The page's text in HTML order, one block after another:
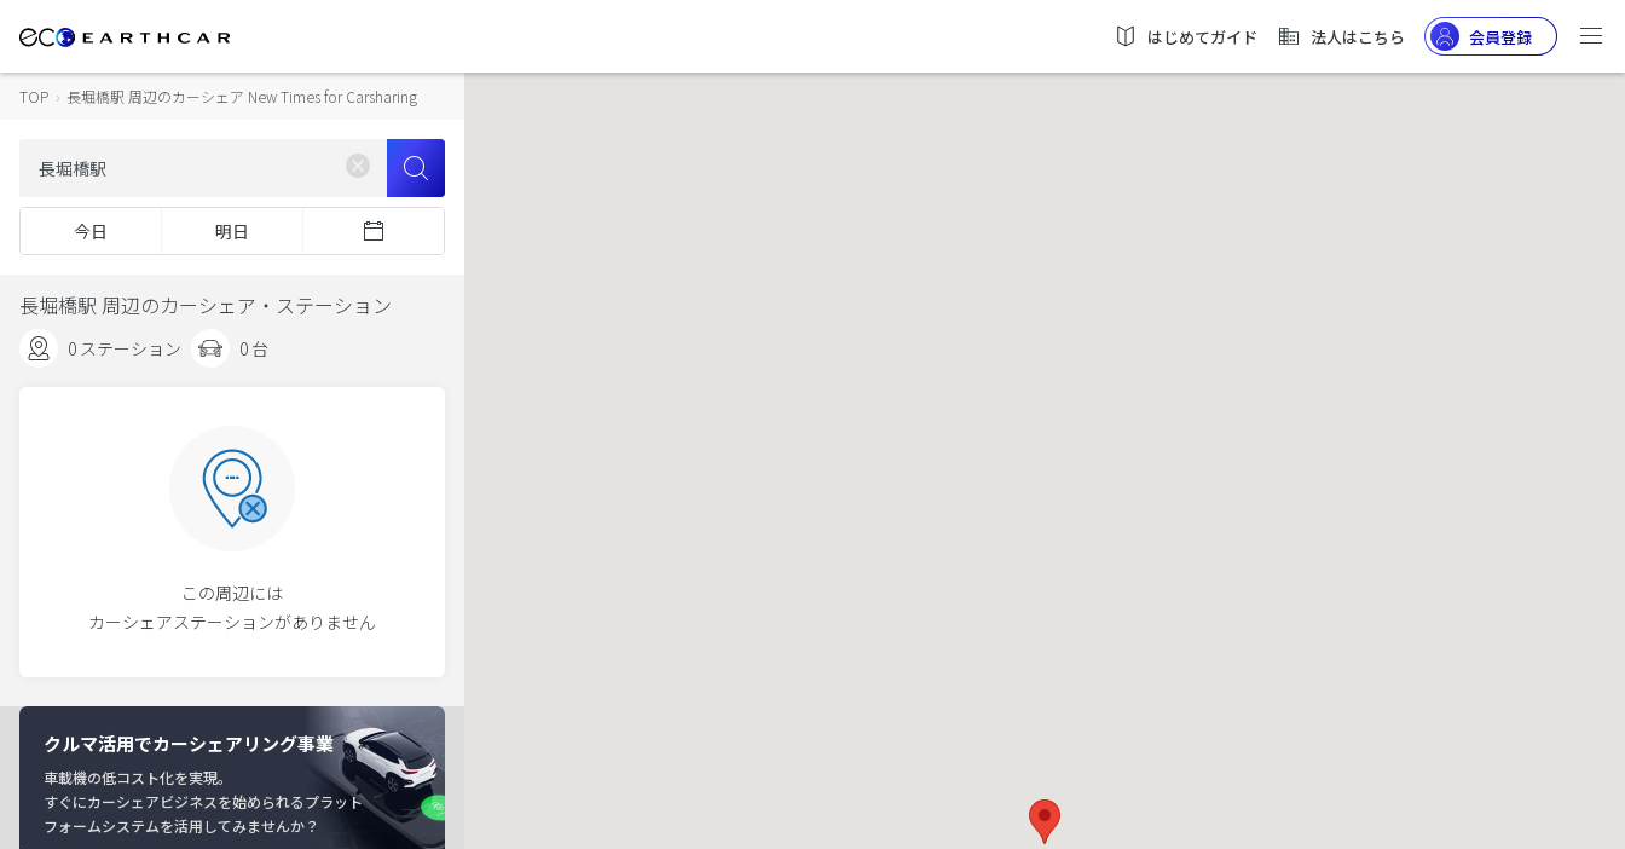
はじめてガイド 法人はこちら 会員登録
TOP › 長堀橋駅 周辺のカーシェア New Times for Carsharing
今日 明日
長堀橋駅 周辺のカーシェア・ステーション
0 ステーション 0 台
この周辺には
カーシェアステーションがありません
クルマ活用でカーシェアリング事業
車載機の低コスト化を実現。
すぐにカーシェアビジネスを始められるプラット
フォームシステムを活用してみませんか？